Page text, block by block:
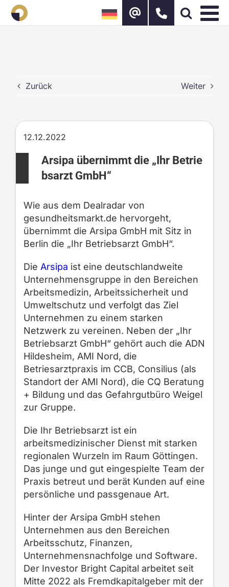
Zum
Inhalt
springen
Zurück Weiter
12.12.2022
Arsipa übernimmt die „Ihr Betrie
bsarzt GmbH“
Wie aus dem Dealradar von
gesundheitsmarkt.de hervorgeht,
übernimmt die Arsipa GmbH mit Sitz in
Berlin die „Ihr Betriebsarzt GmbH“.
Die Arsipa ist eine deutschlandweite
Unternehmensgruppe in den Bereichen
Arbeitsmedizin, Arbeitssicherheit und
Umweltschutz und verfolgt das Ziel
Unternehmen zu einem starken
Netzwerk zu vereinen. Neben der „Ihr
Betriebsarzt GmbH“ gehört auch die ADN
Hildesheim, AMI Nord, die
Betriesarztpraxis im CCB, Consilius (als
Standort der AMI Nord), die CQ Beratung
+ Bildung und das Gefahrgutbüro Weigel
zur Gruppe.
Die Ihr Betriebsarzt ist ein
arbeitsmedizinischer Dienst mit starken
regionalen Wurzeln im Raum Göttingen.
Das junge und gut eingespielte Team der
Praxis betreut und berät Kunden auf eine
persönliche und passgenaue Art.
Hinter der Arsipa GmbH stehen
Unternehmen aus den Bereichen
Arbeitsschutz, Finanzen,
Unternehmensnachfolge und Software.
Der Investor Bright Capital arbeitet seit
Mitte 2022 als Fremdkapitalgeber mit der